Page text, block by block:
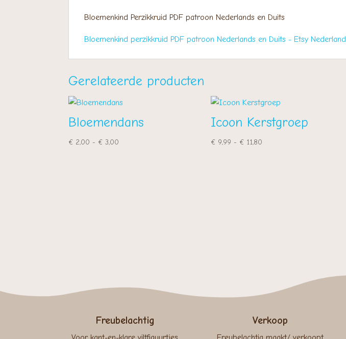
Bloemenkind Perzikkruid PDF patroon Nederlands en Duits
Bloemenkind perzikkruid PDF patroon Nederlands en Duits - Etsy Nederland
Gerelateerde producten
Bloemendans
€2,00 - €3,00Prijsklasse:
Icoon Kerstgroep
€9,99 - €11,80Prijsklasse:
Freubelachtig Verkoop